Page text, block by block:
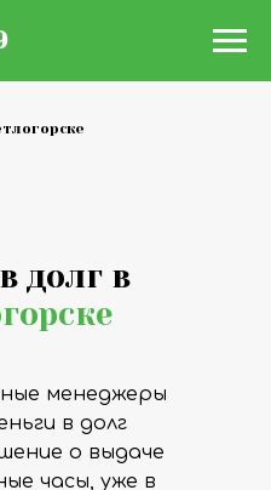
долг в
менеджеры
в долг
о выдаче
часы, уже в